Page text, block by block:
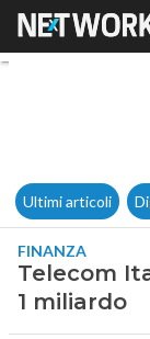
Ultimi articoli
FINANZA
Telecom
1 miliardo